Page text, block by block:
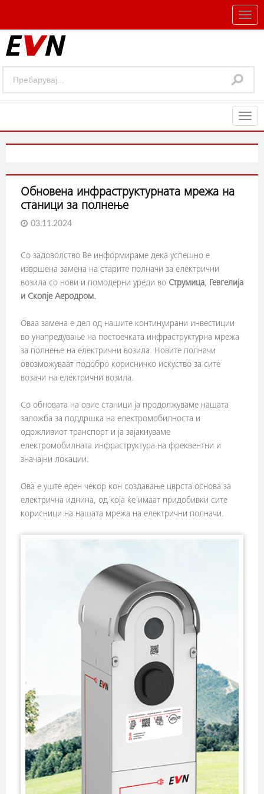
Обновена инфраструктурната мрежа на
станици за полнење
03.11.2024
Со задоволство Ве информираме дека успешно е
извршена замена на старите полначи за електрични
возила со нови и помодерни уреди во Струмица, Гевгелија
и Скопје Аеродром.
Оваа замена е дел од нашите континуирани инвестиции
во унапредување на постоечката инфраструктурна мрежа
за полнење на електрични возила. Новите полначи
овозможуваат подобро корисничко искуство за сите
возачи на електрични возила.
Со обновата на овие станици ја продолжуваме нашата
заложба за поддршка на електромобилноста и
одржливиот транспорт и ја зајакнуваме
електромобилната инфраструктура на фреквентни и
значајни локации.
Ова е уште еден чекор кон создавање цврста основа за
електрична иднина, од која ќе имаат придобивки сите
корисници на нашата мрежа на електрични полначи.